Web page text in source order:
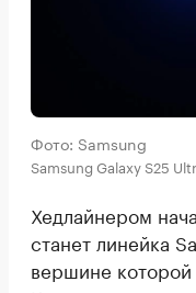
Фото: Samsung
Samsung Galaxy S25
Хедлайнером
станет линейка
вершине которой